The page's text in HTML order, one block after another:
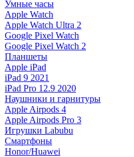
Умные часы
Apple Watch
Apple Watch Ultra 2
Google Pixel Watch
Google Pixel Watch 2
Планшеты
Apple iPad
iPad 9 2021
iPad Pro 12.9 2020
Наушники и гарнитуры
Apple Airpods 4
Apple Airpods Pro 3
Игрушки Labubu
Смартфоны
Honor/Huawei